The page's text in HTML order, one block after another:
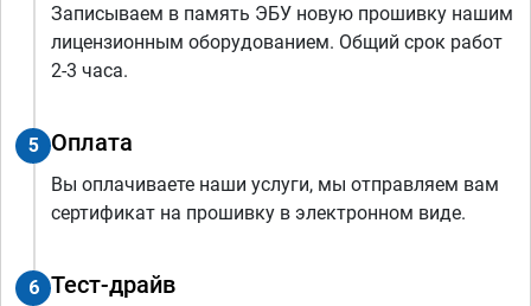
Записываем в память ЭБУ новую прошивку нашим
лицензионным оборудованием. Общий срок работ
2-3 часа.
5 Оплата
Вы оплачиваете наши услуги, мы отправляем вам
сертификат на прошивку в электронном виде.
6 Тест-драйв